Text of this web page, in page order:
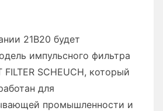
21В20 будет
импульсного фильтра
FILTER SCHEUCH, который
для
промышленности и